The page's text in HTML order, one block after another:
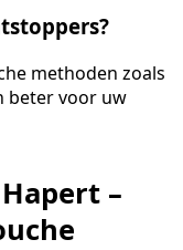
methoden zoals
beter voor uw
–